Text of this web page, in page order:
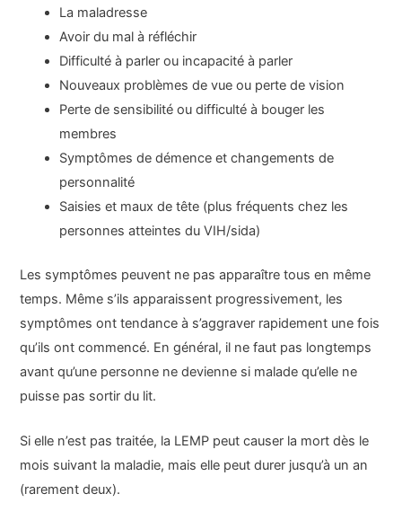
La maladresse
Avoir du mal à réfléchir
Difficulté à parler ou incapacité à parler
Nouveaux problèmes de vue ou perte de vision
Perte de sensibilité ou difficulté à bouger les
membres
Symptômes de démence et changements de
personnalité
Saisies et maux de tête (plus fréquents chez les
personnes atteintes du VIH/sida)
Les symptômes peuvent ne pas apparaître tous en même
temps. Même s’ils apparaissent progressivement, les
symptômes ont tendance à s’aggraver rapidement une fois
qu’ils ont commencé. En général, il ne faut pas longtemps
avant qu’une personne ne devienne si malade qu’elle ne
puisse pas sortir du lit.
Si elle n’est pas traitée, la LEMP peut causer la mort dès le
mois suivant la maladie, mais elle peut durer jusqu’à un an
(rarement deux).